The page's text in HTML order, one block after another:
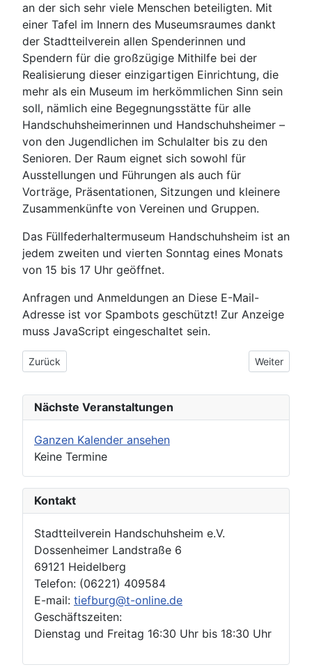
an der sich sehr viele Menschen beteiligten. Mit
einer Tafel im Innern des Museumsraumes dankt
der Stadtteilverein allen Spenderinnen und
Spendern für die großzügige Mithilfe bei der
Realisierung dieser einzigartigen Einrichtung, die
mehr als ein Museum im herkömmlichen Sinn sein
soll, nämlich eine Begegnungsstätte für alle
Handschuhsheimerinnen und Handschuhsheimer –
von den Jugendlichen im Schulalter bis zu den
Senioren. Der Raum eignet sich sowohl für
Ausstellungen und Führungen als auch für
Vorträge, Präsentationen, Sitzungen und kleinere
Zusammenkünfte von Vereinen und Gruppen.
Das Füllfederhaltermuseum Handschuhsheim ist an
jedem zweiten und vierten Sonntag eines Monats
von 15 bis 17 Uhr geöffnet.
Anfragen und Anmeldungen an Diese E-Mail-
Adresse ist vor Spambots geschützt! Zur Anzeige
muss JavaScript eingeschaltet sein.
Vorheriger Beitrag: Login
Zurück Nächster
Weiter
Nächste Veranstaltungen
Ganzen Kalender ansehen
Keine Termine
Kontakt
Stadtteilverein Handschuhsheim e.V.
Dossenheimer Landstraße 6
69121 Heidelberg
Telefon: (06221) 409584
E-mail: tiefburg@t-online.de
Geschäftszeiten:
Dienstag und Freitag 16:30 Uhr bis 18:30 Uhr